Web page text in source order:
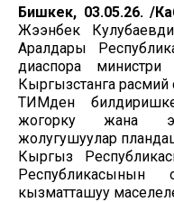
Бишкек, 03.05.26. /
Жээнбек
Аралдары
диаспора
Кыргызстанга расмий
ТИМден
жогорку жана
жолугушуулар
Кыргыз
Республикасынын
кызматташуу